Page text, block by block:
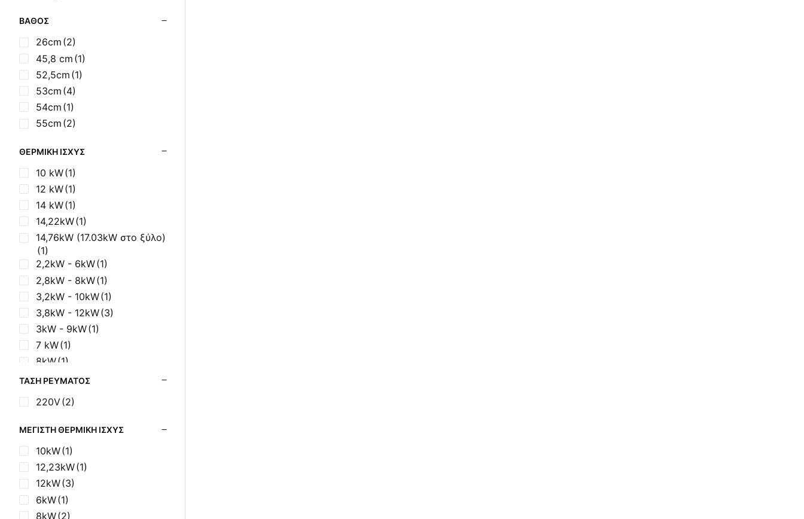
ΒΆΘΟΣ
26cm (2)
45,8 cm (1)
52,5cm (1)
53cm (4)
54cm (1)
55cm (2)
ΘΕΡΜΙΚΉ ΙΣΧΎΣ
10 kW(1)
12 kW(1)
14 kW(1)
14,22kW(1)
14,76kW (17.03kW στο ξύλο)
(1)
2,2kW - 6kW(1)
2,8kW - 8kW(1)
3,2kW - 10kW(1)
3,8kW - 12kW(3)
3kW - 9kW(1)
7 kW(1)
8kW(1)
ΤΆΣΗ ΡΕΎΜΑΤΟΣ
220V(2)
ΜΈΓΙΣΤΗ ΘΕΡΜΙΚΉ ΙΣΧΎΣ
10kW(1)
12,23kW(1)
12kW(3)
6kW(1)
8kW(2)